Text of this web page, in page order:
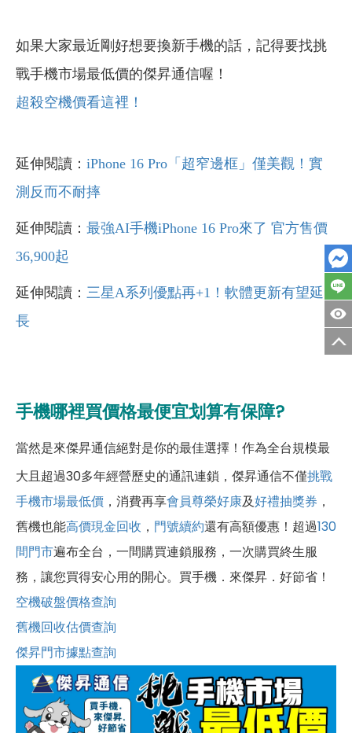
如果大家最近剛好想要換新手機的話，記得要找挑
戰手機市場最低價的傑昇通信喔！
超殺空機價看這裡！
延伸閱讀： iPhone 16 Pro「超窄邊框」僅美觀！實
測反而不耐摔
延伸閱讀： 最強AI手機iPhone 16 Pro來了 官方售價
36,900起
延伸閱讀： 三星A系列優點再+1！軟體更新有望延
長
手機哪裡買價格最便宜划算有保障?
當然是來傑昇通信絕對是你的最佳選擇！作為全台規模最
大且超過30多年經營歷史的通訊連鎖，傑昇通信不僅挑戰
手機市場最低價 ，消費再享會員尊榮好康及好禮抽獎券 ，
舊機也能高價現金回收 ， 門號續約還有高額優惠！超過130
間門市遍布全台，一間購買連鎖服務，一次購買終生服
務，讓您買得安心用的開心。買手機．來傑昇．好節省！
空機破盤價格查詢
舊機回收估價查詢
傑昇門市據點查詢